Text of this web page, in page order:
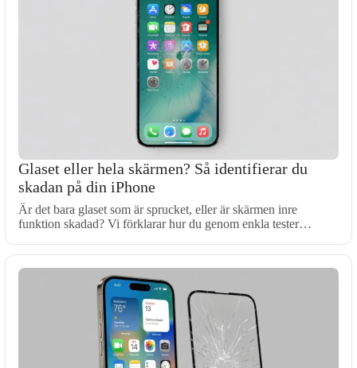
Glaset eller hela skärmen? Så identifierar du
skadan på din iPhone
Är det bara glaset som är sprucket, eller är skärmen inre
funktion skadad? Vi förklarar hur du genom enkla tester…